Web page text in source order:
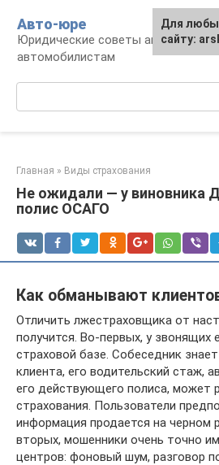
контенту
Авто-юре
Юридические советы
автомобилистам
Главная » Виды страхования
Не ожидали — у виновника
полис ОСАГО
Как обманывают
Отличить лжестраховщика от
получится. Во-первых, у звонящих
страховой базе. Собеседник
клиента, его водительский стаж,
его действующего полиса, может
страхования. Пользователи
информация продается на черном
вторых, мошенники очень точно
центров: фоновый шум, разговор
Для
сайту: